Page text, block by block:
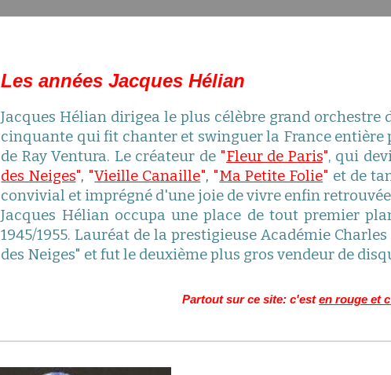
Les années Jacques Hélian
Jacques Hélian dirigea le plus célèbre grand orchestre
cinquante qui fit chanter et swinguer la France entière
de Ray Ventura. Le créateur de "Fleur de Paris", qui
des Neiges", "Vieille Canaille", "Ma Petite Folie" et de
convivial et imprégné d'une joie de vivre enfin
Jacques Hélian occupa une place de tout premier
1945/1955. Lauréat de la prestigieuse Académie
des Neiges" etfut le deuxième plus gros vendeur de
Partout sur ce site: c'esten rouge et